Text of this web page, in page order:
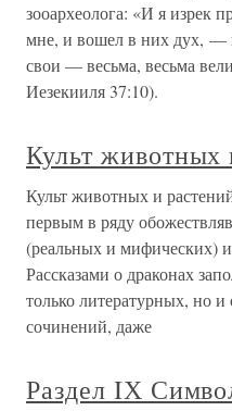
зооархеолога: «И я изрек
мне, и вошел в них дух, —
свои — весьма, весьма
Иезекииля 37:10).
Культ животных
Культ животных и
первым в ряду
(реальных и мифических)
Рассказами о драконах
только литературных, но
сочинений, даже
Раздел IХ